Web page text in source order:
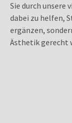
Sie durch unsere
dabei zu helfen,
ergänzen,
Ästhetik gerecht